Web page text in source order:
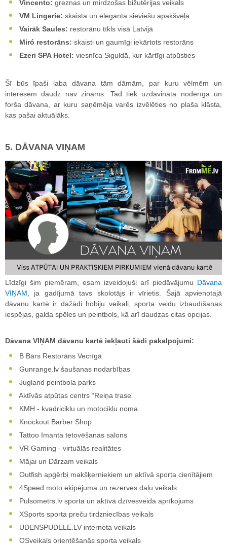
Vincento: greznas un mirdzošas bižutērijas veikals
VM Lingerie: skaista un eleganta sieviešu apakšveļa
Vairāk Saules: restorānu tīkls visā Latvijā
Miró restorāns: skaisti un gaumīgi iekārtots restorāns
Ezeri SPA Hotel: viesnīca Siguldā, kur kārtīgi atpūsties
Šī būs īpaši laba dāvana tām dāmām, par kuru vēlmēm un
interesēm daudz nav zināms. Tad tiek uzdāvināta noderīga un
forša dāvana, ar kuru saņēmēja varēs izvēlēties no plaša klāsta,
kas pašai aktuālāks.
5. DĀVANA VIŅAM
Līdzīgi šim piemēram, esam izveidojuši arī piedāvājumu Dāvana
VIŅAM , ja gadījumā tavs skolotājs ir vīrietis. Šajā apvienotajā
dāvanu kartē ir dažādi hobiju veikali, sporta veidu izbaudīšanas
iespējas, galda spēles un peintbols, kā arī daudzas citas opcijas.
Dāvana VIŅAM dāvanu kartē iekļauti šādi pakalpojumi:
B Bārs Restorāns Vecrīgā
Gunrange.lv šaušanas nodarbības
Jugland peintbola parks
Aktīvās atpūtas centrs “Reiņa trase”
KMH - kvadriciklu un motociklu noma
Knockout Barber Shop
Tattoo Imanta tetovēšanas salons
VR Gaming - virtuālās realitātes
Mājai un Dārzam veikals
Outfish apģērbi makšķerniekiem un aktīvā sporta cienītājiem
4Speed moto ekipējuma un rezerves daļu veikals
Pulsometrs.lv sporta un aktīvā dzīvesveida aprīkojums
XSports sporta preču tirdzniecības veikals
UDENSPUDELE.LV interneta veikals
OSveikals orientēšanās sporta veikals